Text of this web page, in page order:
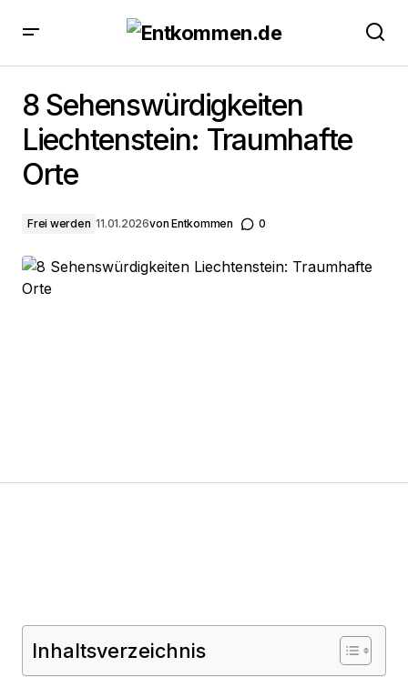
Orte
8 Sehenswürdigkeiten
Liechtenstein: Traumhafte
Orte
Frei werden 11.01.2026von Entkommen 0
Inhaltsverzeichnis